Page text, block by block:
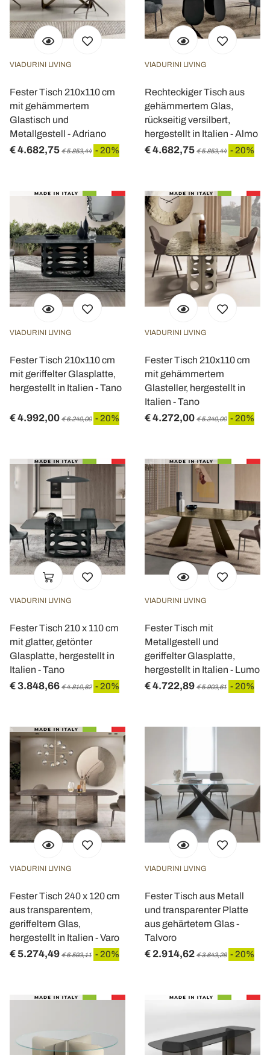
VIADURINI LIVING
Fester Tisch 210x110 cm
mit gehämmertem
Glastisch und
Metallgestell - Adriano
€ 4.682,75 € 5.853,44 - 20%
VIADURINI LIVING
Rechteckiger Tisch aus
gehämmertem Glas,
rückseitig versilbert,
hergestellt in Italien - Almo
€ 4.682,75 € 5.853,44 - 20%
VIADURINI LIVING
Fester Tisch 210x110 cm
mit geriffelter Glasplatte,
hergestellt in Italien - Tano
€ 4.992,00 € 6.240,00 - 20%
VIADURINI LIVING
Fester Tisch 210x110 cm
mit gehämmertem
Glasteller, hergestellt in
Italien - Tano
€ 4.272,00 € 5.340,00 - 20%
VIADURINI LIVING
Fester Tisch 210 x 110 cm
mit glatter, getönter
Glasplatte, hergestellt in
Italien - Tano
€ 3.848,66 € 4.810,82 - 20%
VIADURINI LIVING
Fester Tisch mit
Metallgestell und
geriffelter Glasplatte,
hergestellt in Italien - Lumo
€ 4.722,89 € 5.903,61 - 20%
VIADURINI LIVING
Fester Tisch 240 x 120 cm
aus transparentem,
geriffeltem Glas,
hergestellt in Italien - Varo
€ 5.274,49 € 6.593,11 - 20%
VIADURINI LIVING
Fester Tisch aus Metall
und transparenter Platte
aus gehärtetem Glas -
Talvoro
€ 2.914,62 € 3.643,28 - 20%